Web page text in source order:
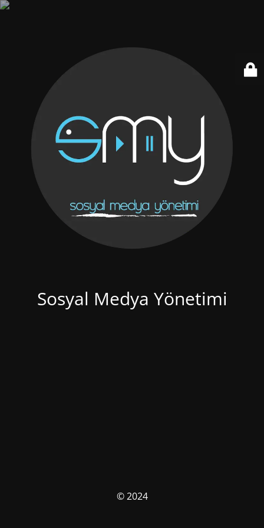
Sosyal Medya Yönetimi
© 2024